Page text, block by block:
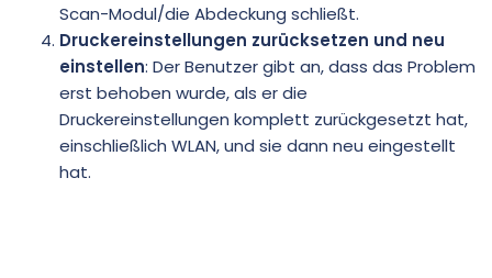
Scan-Modul/die Abdeckung schließt.
Druckereinstellungen zurücksetzen und neu
einstellen: Der Benutzer gibt an, dass das Problem
erst behoben wurde, als er die
Druckereinstellungen komplett zurückgesetzt hat,
einschließlich WLAN, und sie dann neu eingestellt
hat.